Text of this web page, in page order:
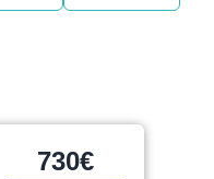
730€